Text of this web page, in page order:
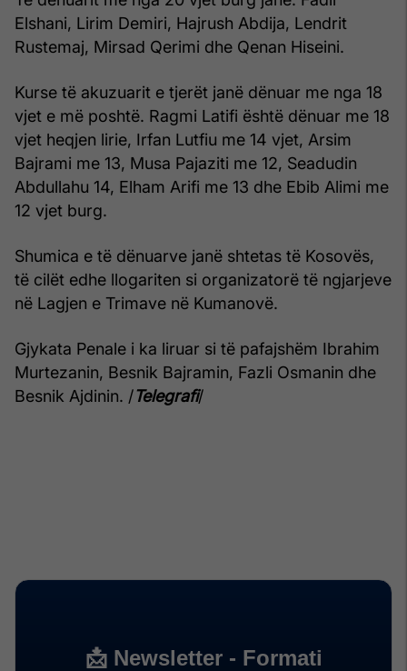
Elshani, Lirim Demiri, Hajrush Abdija, Lendrit
Rustemaj, Mirsad Qerimi dhe Qenan Hiseini.
Kurse të akuzuarit e tjerët janë dënuar me nga 18
vjet e më poshtë. Ragmi Latifi është dënuar me 18
vjet heqjen lirie, Irfan Lutfiu me 14 vjet, Arsim
Bajrami me 13, Musa Pajaziti me 12, Seadudin
Abdullahu 14, Elham Arifi me 13 dhe Ebib Alimi me
12 vjet burg.
Shumica e të dënuarve janë shtetas të Kosovës,
të cilët edhe llogariten si organizatorë të ngjarjeve
në Lagjen e Trimave në Kumanovë.
Gjykata Penale i ka liruar si të pafajshëm Ibrahim
Murtezanin, Besnik Bajramin, Fazli Osmanin dhe
Besnik Ajdinin. /Telegrafi/